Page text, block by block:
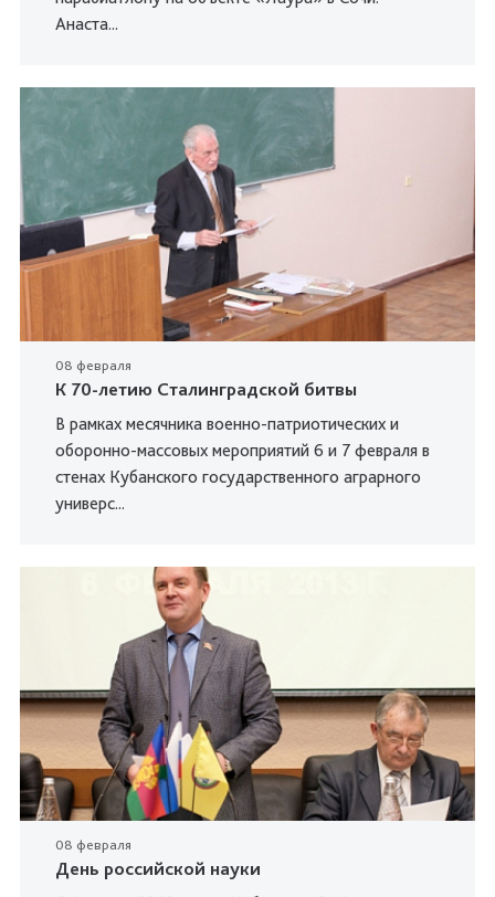
Анаста...
08 февраля
К 70-летию Сталинградской битвы
В рамках месячника военно-патриотических и
оборонно-массовых мероприятий 6 и 7 февраля в
стенах Кубанского государственного аграрного
универс...
08 февраля
День российской науки